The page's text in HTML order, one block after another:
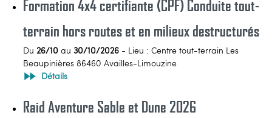
3214x4@gmail.com
Formation 4x4 certifiante (CPF) Conduite tout-
terrain hors routes et en milieux destructurés
Du 26/10 au 30/10/2026 - Lieu : Centre tout-terrain Les
Beaupinières 86460 Availles-Limouzine
Détails
Raid Aventure Sable et Dune 2026